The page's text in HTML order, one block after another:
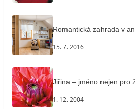
Romantická zahrada v
15. 7. 2016
Jiřina – jméno nejen pro
1. 12. 2004